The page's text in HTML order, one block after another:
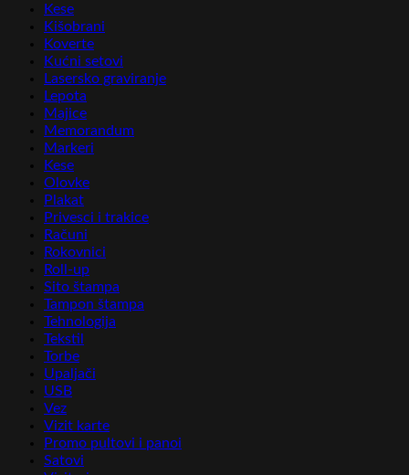
Kese
Kišobrani
Koverte
Kućni setovi
Lasersko graviranje
Lepota
Majice
Memorandum
Markeri
Kese
Olovke
Plakat
Privesci i trakice
Računi
Rokovnici
Roll-up
Sito štampa
Tampon štampa
Tehnologija
Tekstil
Torbe
Upaljači
USB
Vez
Vizit karte
Promo pultovi i panoi
Satovi